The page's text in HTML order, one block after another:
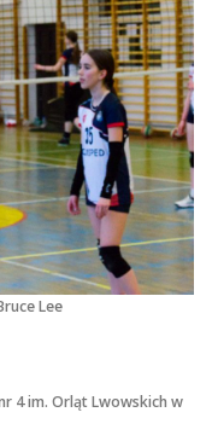
Lee
4 im. Orląt Lwowskich w